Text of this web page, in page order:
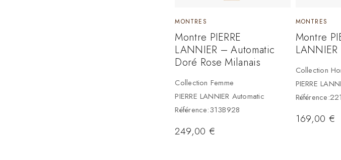
MONTRES
Montre PIERRE
LANNIER – Automatic
Doré Rose Milanais
Collection Femme
PIERRE LANNIER Automatic
Référence:313B928
249,00€
MONTRES
Montre
Collection
PIERRE
169,00€